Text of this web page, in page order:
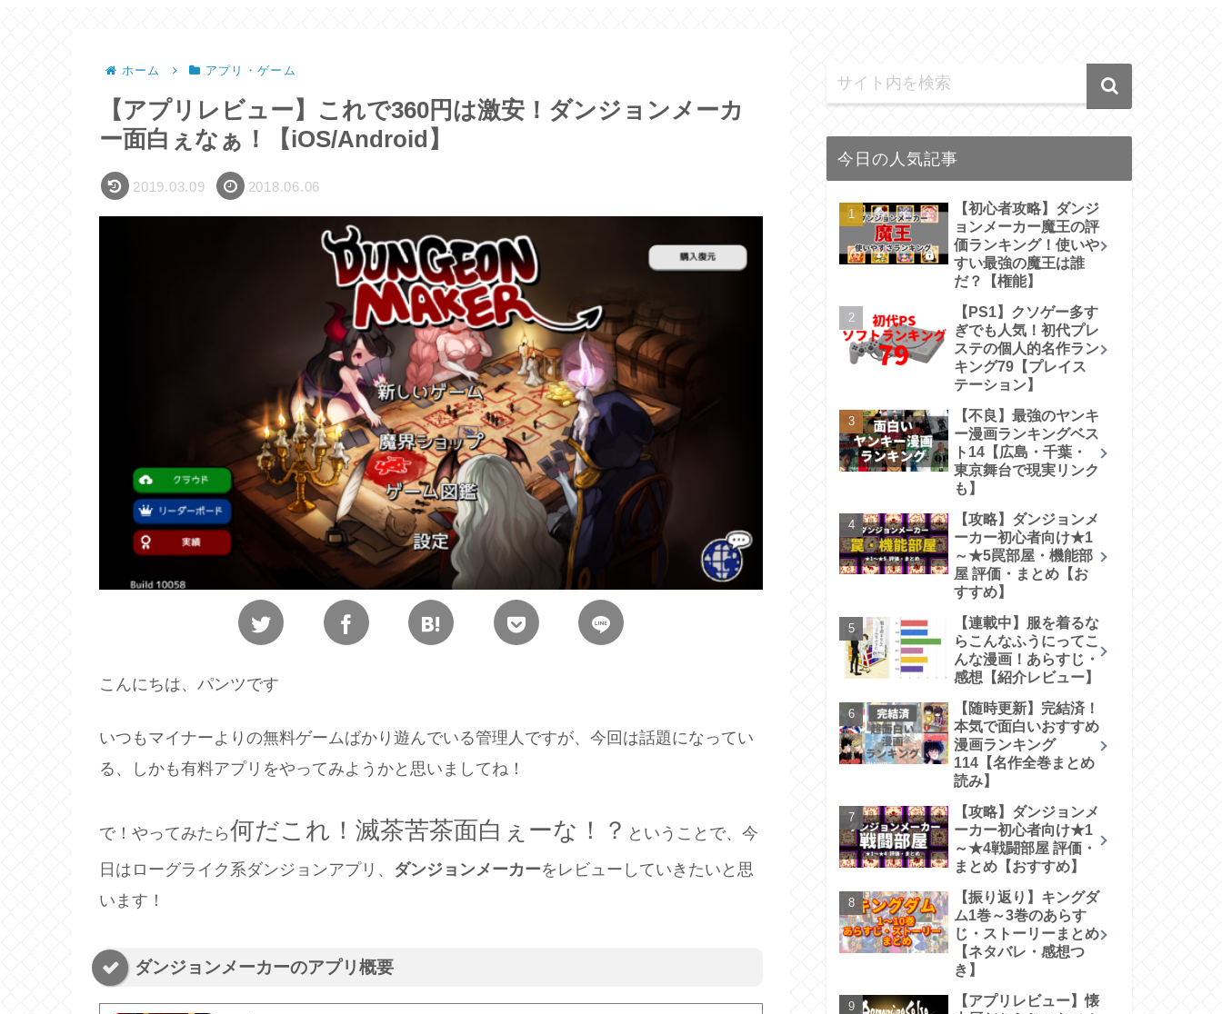
ホーム アプリ・ゲーム
【アプリレビュー】これで360円は激安！ダンジョンメーカ
ー面白ぇなぁ！【iOS/Android】
2019.03.09 2018.06.06
こんにちは、パンツです
いつもマイナーよりの無料ゲームばかり遊んでいる管理人ですが、今回は話題になってい
る、しかも有料アプリをやってみようかと思いましてね！
で！やってみたら何だこれ！滅茶苦茶面白ぇーな！？ ということで、今
日はローグライク系ダンジョンアプリ、 ダンジョンメーカーをレビューしていきたいと思
います！
ダンジョンメーカーのアプリ概要
今日の人気記事
【初心者攻略】ダンジ
ョンメーカー魔王の評
価ランキング！使いや
すい最強の魔王は誰
だ？【権能】
【PS1】クソゲー多す
ぎでも人気！初代プレ
ステの個人的名作ラン
キング79【プレイス
テーション】
【不良】最強のヤンキ
ー漫画ランキングベス
ト14【広島・千葉・
東京舞台で現実リンク
も】
【攻略】ダンジョンメ
ーカー初心者向け★1
～★5罠部屋・機能部
屋 評価・まとめ【お
すすめ】
【連載中】服を着るな
らこんなふうにってこ
んな漫画！あらすじ・
感想【紹介レビュー】
【随時更新】完結済！
本気で面白いおすすめ
漫画ランキング
114【名作全巻まとめ
読み】
【攻略】ダンジョンメ
ーカー初心者向け★1
～★4戦闘部屋 評価・
まとめ【おすすめ】
【振り返り】キングダ
ム1巻～3巻のあらす
じ・ストーリーまとめ
【ネタバレ・感想つ
き】
【アプリレビュー】懐